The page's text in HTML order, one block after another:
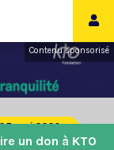
Contenu sponsorisé
mai 2020
un don à KTO